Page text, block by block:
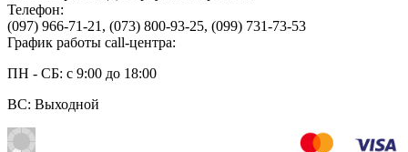
Телефон:
(097) 966-71-21 , (073) 800-93-25, (099) 731-73-53
График работы call-центра:
ПН - СБ: с 9:00 до 18:00
ВС: Выходной